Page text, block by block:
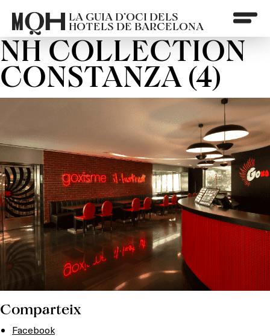
LA GUIA D’OCI DELS
HOTELS DE BARCELONA
NH COLLECTION
CONSTANZA (4)
Comparteix
Facebook